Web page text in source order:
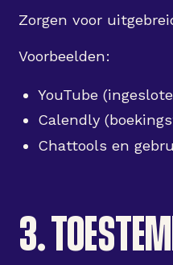
Zorgen voor
Voorbeelden:
YouTube
Calendly
Chattools en
3.